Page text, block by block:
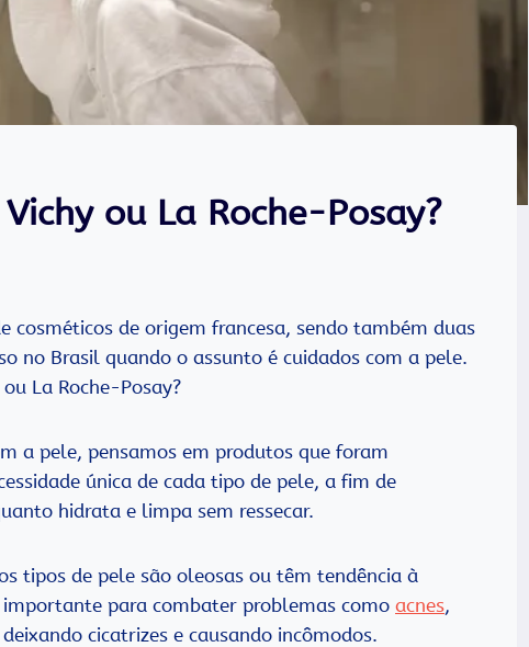
ou La Roche-Posay?
cosméticos de origem francesa, sendo também duas
no Brasil quando o assunto é cuidados com a pele.
La Roche-Posay?
a pele, pensamos em produtos que foram
única de cada tipo de pele, a fim de
hidrata e limpa sem ressecar.
tipos de pele são oleosas ou têm tendência à
para combater problemas como acnes,
cicatrizes e causando incômodos.